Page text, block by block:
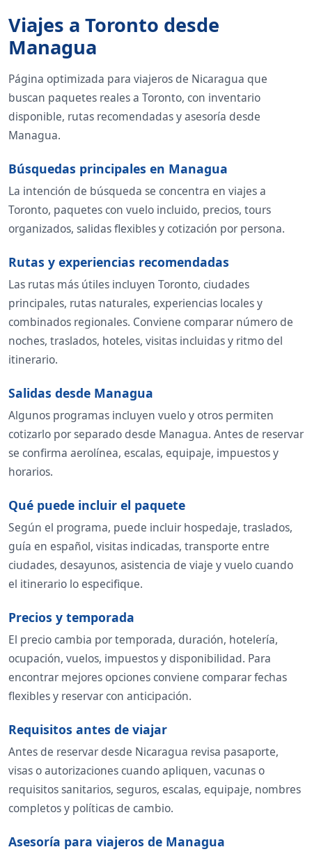
Viajes a Toronto desde
Managua
Página optimizada para viajeros de Nicaragua que
buscan paquetes reales a Toronto, con inventario
disponible, rutas recomendadas y asesoría desde
Managua.
Búsquedas principales en Managua
La intención de búsqueda se concentra en viajes a
Toronto, paquetes con vuelo incluido, precios, tours
organizados, salidas flexibles y cotización por persona.
Rutas y experiencias recomendadas
Las rutas más útiles incluyen Toronto, ciudades
principales, rutas naturales, experiencias locales y
combinados regionales. Conviene comparar número de
noches, traslados, hoteles, visitas incluidas y ritmo del
itinerario.
Salidas desde Managua
Algunos programas incluyen vuelo y otros permiten
cotizarlo por separado desde Managua. Antes de reservar
se confirma aerolínea, escalas, equipaje, impuestos y
horarios.
Qué puede incluir el paquete
Según el programa, puede incluir hospedaje, traslados,
guía en español, visitas indicadas, transporte entre
ciudades, desayunos, asistencia de viaje y vuelo cuando
el itinerario lo especifique.
Precios y temporada
El precio cambia por temporada, duración, hotelería,
ocupación, vuelos, impuestos y disponibilidad. Para
encontrar mejores opciones conviene comparar fechas
flexibles y reservar con anticipación.
Requisitos antes de viajar
Antes de reservar desde Nicaragua revisa pasaporte,
visas o autorizaciones cuando apliquen, vacunas o
requisitos sanitarios, seguros, escalas, equipaje, nombres
completos y políticas de cambio.
Asesoría para viajeros de Managua